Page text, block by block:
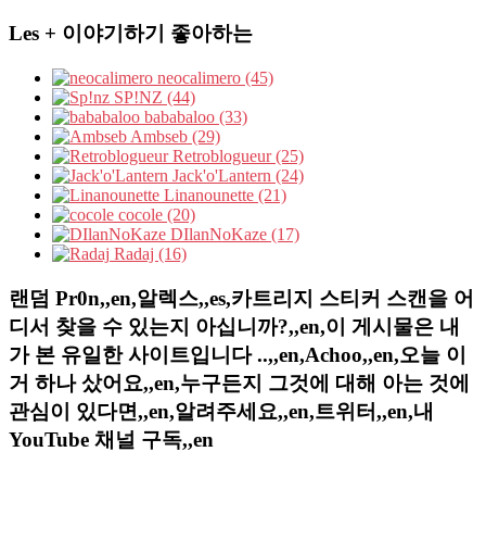
Les + 이야기하기 좋아하는
neocalimero (45)
SP!NZ (44)
bababaloo (33)
Ambseb (29)
Retroblogueur (25)
Jack'o'Lantern (24)
Linanounette (21)
cocole (20)
DIlanNoKaze (17)
Radaj (16)
랜덤 Pr0n,,en,알렉스,,es,카트리지 스티커 스캔을 어
디서 찾을 수 있는지 아십니까?,,en,이 게시물은 내
가 본 유일한 사이트입니다 ..,,en,Achoo,,en,오늘 이
거 하나 샀어요,,en,누구든지 그것에 대해 아는 것에
관심이 있다면,,en,알려주세요,,en,트위터,,en,내
YouTube 채널 구독,,en